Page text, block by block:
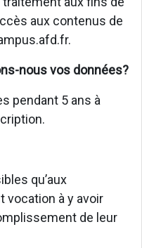
aux contenus de
nous vos données?
pendant 5 ans à
qu’aux
vocation à y avoir
de leur